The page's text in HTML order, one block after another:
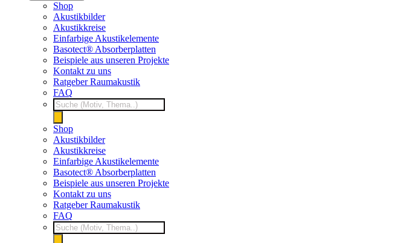
Shop
Akustikbilder
Akustikkreise
Einfarbige Akustikelemente
Basotect® Absorberplatten
Beispiele aus unseren Projekte
Kontakt zu uns
Ratgeber Raumakustik
FAQ
Products
search
Shop
Akustikbilder
Akustikkreise
Einfarbige Akustikelemente
Basotect® Absorberplatten
Beispiele aus unseren Projekte
Kontakt zu uns
Ratgeber Raumakustik
FAQ
Products
search